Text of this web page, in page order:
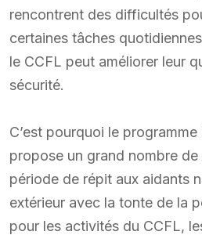
rencontrent des difficultés
certaines tâches
le CCFL peut améliorer leur
sécurité.
C’est pourquoi le
propose un grand nombre de
période de répit aux aidants
extérieur avec la tonte de la
pour les activités du CCFL,